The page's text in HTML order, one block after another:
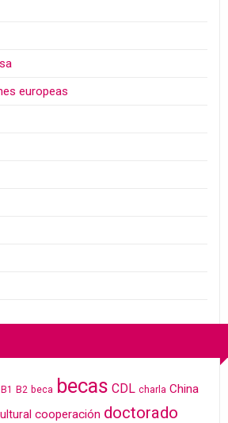
europeas
B1 B2 beca becas CDL charla China
cooperación doctorado